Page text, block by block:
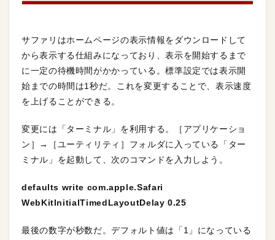
サファリはホームページの表示情報をダウンロードして
から表示する仕組みになっており、表示を開始するまで
に一定の待機時間がかかっている。標準設定では表示開
始までの時間は1秒だ。これを変更することで、表示速度
を上げることができる。
変更には「ターミナル」を利用する。［アプリケーショ
ン］→［ユーティリティ］フォルダに入っている「ター
ミナル」を起動して、次のコマンドを入力しよう。
defaults write com.apple.Safari
WebKitInitialTimedLayoutDelay 0.25
最後の数字が秒数だ。デフォルト値は「1」になっている